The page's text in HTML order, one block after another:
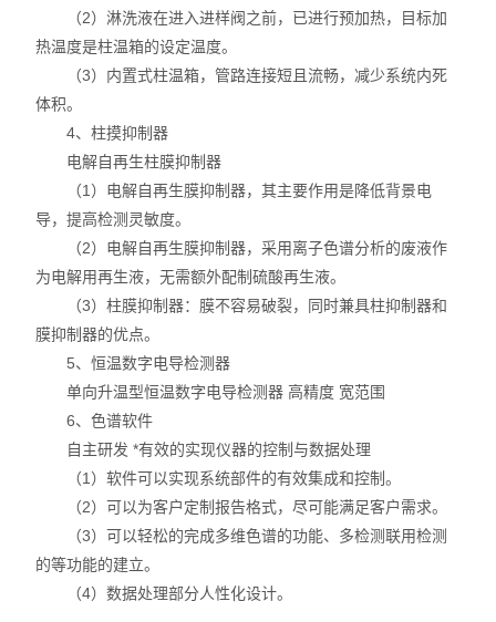
（2）淋洗液在进入进样阀之前，已进行预加热，目标加
热温度是柱温箱的设定温度。
（3）内置式柱温箱，管路连接短且流畅，减少系统内死
体积。
4、柱摸抑制器
电解自再生柱膜抑制器
（1）电解自再生膜抑制器，其主要作用是降低背景电
导，提高检测灵敏度。
（2）电解自再生膜抑制器，采用离子色谱分析的废液作
为电解用再生液，无需额外配制硫酸再生液。
（3）柱膜抑制器：膜不容易破裂，同时兼具柱抑制器和
膜抑制器的优点。
5、恒温数字电导检测器
单向升温型恒温数字电导检测器 高精度 宽范围
6、色谱软件
自主研发 *有效的实现仪器的控制与数据处理
（1）软件可以实现系统部件的有效集成和控制。
（2）可以为客户定制报告格式，尽可能满足客户需求。
（3）可以轻松的完成多维色谱的功能、多检测联用检测
的等功能的建立。
（4）数据处理部分人性化设计。